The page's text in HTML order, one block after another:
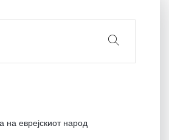
на еврејскиот народ